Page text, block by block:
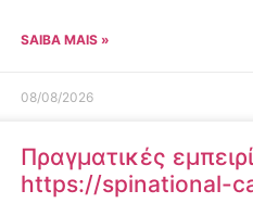
SAIBA MAIS »
08/08/2026
Πραγματικές
https://spinational-